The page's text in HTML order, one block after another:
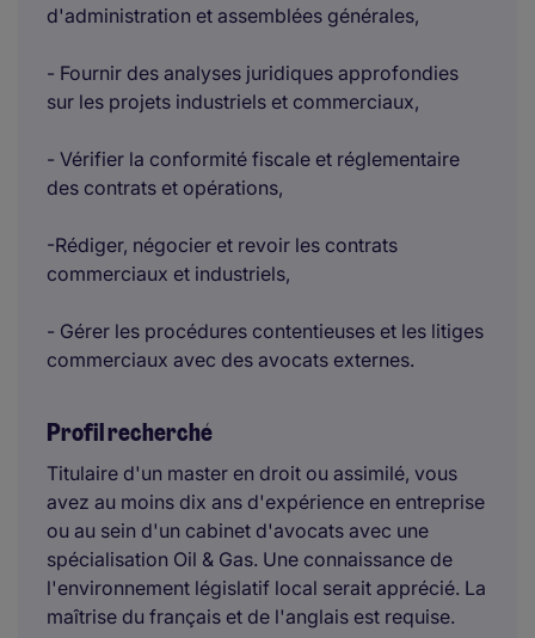
d'administration et assemblées générales,
- Fournir des analyses juridiques approfondies
sur les projets industriels et commerciaux,
- Vérifier la conformité fiscale et réglementaire
des contrats et opérations,
-Rédiger, négocier et revoir les contrats
commerciaux et industriels,
- Gérer les procédures contentieuses et les litiges
commerciaux avec des avocats externes.
Profil recherché
Titulaire d'un master en droit ou assimilé, vous
avez au moins dix ans d'expérience en entreprise
ou au sein d'un cabinet d'avocats avec une
spécialisation Oil & Gas. Une connaissance de
l'environnement législatif local serait apprécié. La
maîtrise du français et de l'anglais est requise.